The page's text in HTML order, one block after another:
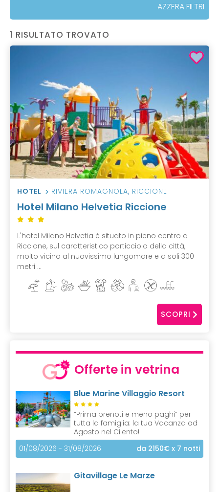
AZZERA FILTRI
1 RISULTATO TROVATO
HOTEL RIVIERA ROMAGNOLA, RICCIONE
Hotel Milano Helvetia Riccione
L'hotel Milano Helvetia è situato in pieno centro a
Riccione, sul caratteristico porticciolo della città,
molto vicino al nuovissimo lungomare e a soli 300
metri ...
SCOPRI
Offerte in vetrina
Blue Marine Villaggio Resort
“Prima prenoti e meno paghi” per
tutta la famiglia: la tua Vacanza ad
Agosto nel Cilento!
01/08/2026 - 31/08/2026
da 2150€ x 7 notti
Gitavillage Le Marze